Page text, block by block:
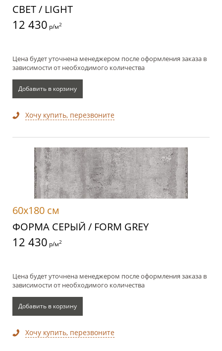
СВЕТ / LIGHT
12 430 р/м2
Цена будет уточнена менеджером после оформления заказа в
зависимости от необходимого количества
Добавить в корзину
Хочу купить, перезвоните
60x180 см
ФОРМА СЕРЫЙ / FORM GREY
12 430 р/м2
Цена будет уточнена менеджером после оформления заказа в
зависимости от необходимого количества
Добавить в корзину
Хочу купить, перезвоните